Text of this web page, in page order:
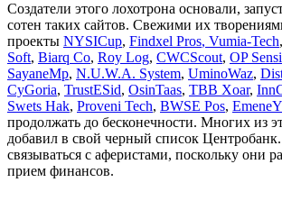
Создатели этого лохотрона основали,
сотен таких сайтов. Свежими их
проекты NYSICup, Findxel Pros, Vumia-Tech,
Soft, Biarq Co, Roy Log, CWCScout, OP
SayaneMp, N.U.W.A. System, UminoWaz,
CyGoria, TrustESid, OsinTaas, TBB Xoar,
Swets Hak, Proveni Tech, BWSE Pos,
продолжать до бесконечности. Многих из
добавил в свой черный список
связываться с аферистами, поскольку они
прием финансов.